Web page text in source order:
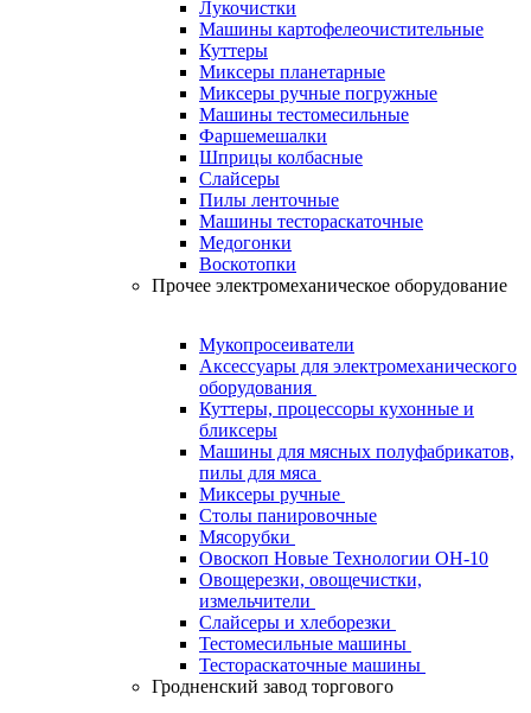
Лукочистки
Машины картофелеочистительные
Куттеры
Миксеры планетарные
Миксеры ручные погружные
Машины тестомесильные
Фаршемешалки
Шприцы колбасные
Слайсеры
Пилы ленточные
Машины тестораскаточные
Медогонки
Воскотопки
Прочее электромеханическое оборудование
Мукопросеиватели
Аксессуары для электромеханического
оборудования
Куттеры, процессоры кухонные и
бликсеры
Машины для мясных полуфабрикатов,
пилы для мяса
Миксеры ручные
Столы панировочные
Мясорубки
Овоскоп Новые Технологии ОН-10
Овощерезки, овощечистки,
измельчители
Слайсеры и хлеборезки
Тестомесильные машины
Тестораскаточные машины
Гродненский завод торгового